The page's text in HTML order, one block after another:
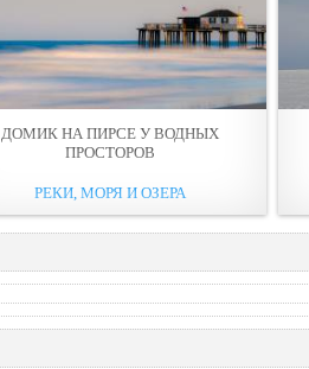
ДОМИК НА ПИРСЕ У ВОДНЫХ
ПРОСТОРОВ
РЕКИ, МОРЯ И ОЗЕРА